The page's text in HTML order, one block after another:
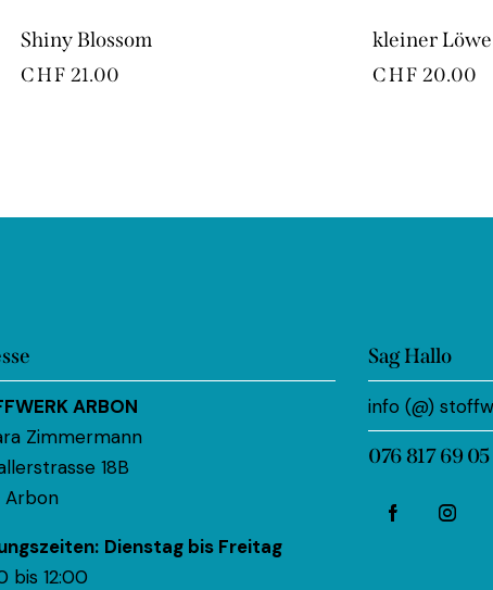
Shiny Blossom
CHF 21.00
kleiner
CHF 20.00
ARBON
Zimmermann
18B
Arbon
Dienstag bis Freitag
bis 12:00
Sag Hallo
info (@)
076 817 69 05